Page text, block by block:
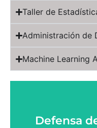
Taller de
Administración de
Machine Learning
Defensa